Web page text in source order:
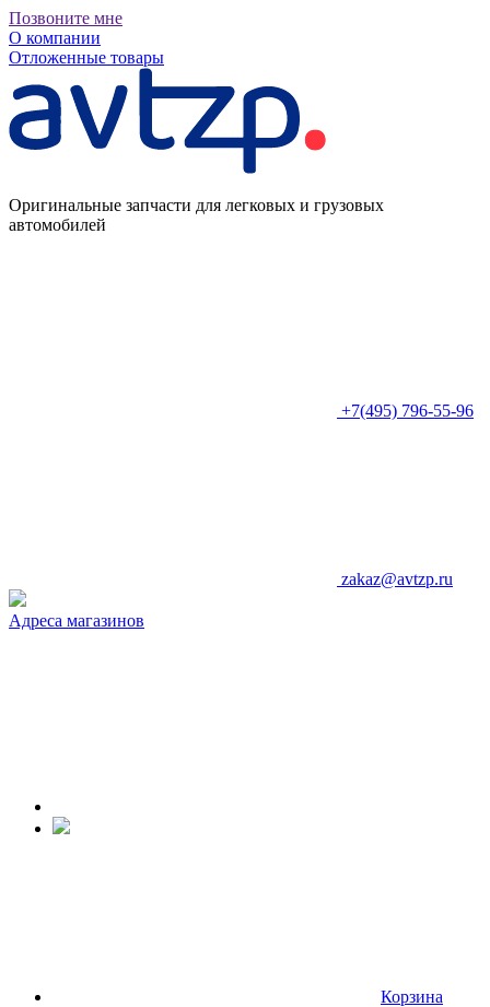
Позвоните мне
О компании
Отложенные товары
Оригинальные запчасти для легковых и грузовых
автомобилей
+7(495) 796-55-96
zakaz@avtzp.ru
Адреса магазинов
Корзина